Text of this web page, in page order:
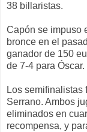
38 billaristas.
Capón se impuso
bronce en el
ganador de 150
de 7-4 para Óscar.
Los semifinalistas
Serrano. Ambos
eliminados en
recompensa, y